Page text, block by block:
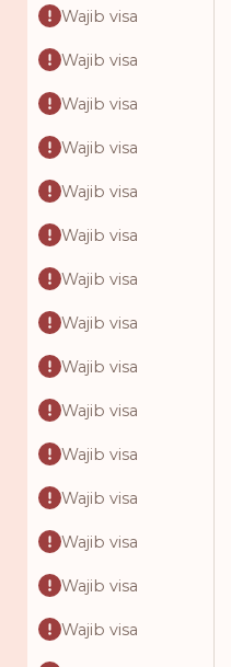
Wajib visa
Wajib visa
Wajib visa
Wajib visa
Wajib visa
Wajib visa
Wajib visa
Wajib visa
Wajib visa
Wajib visa
Wajib visa
Wajib visa
Wajib visa
Wajib visa
Wajib visa